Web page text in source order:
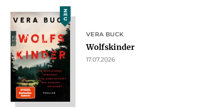
NEU
VERA BUCK
Wolfskinder
17.07.2026